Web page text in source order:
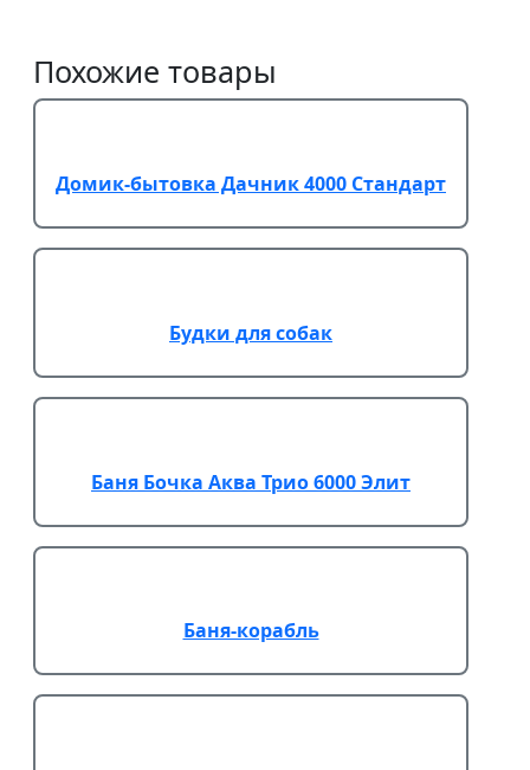
Похожие товары
Домик-бытовка Дачник 4000 Стандарт
Будки для собак
Баня Бочка Аква Трио 6000 Элит
Баня-корабль